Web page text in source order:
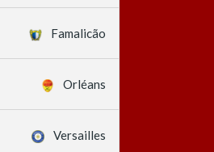
Famalicão
Orléans
Versailles